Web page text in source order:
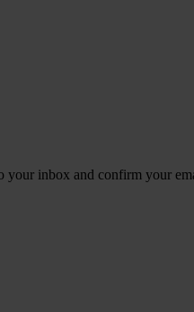
your inbox and confirm your